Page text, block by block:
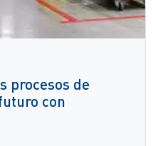
procesos de
con